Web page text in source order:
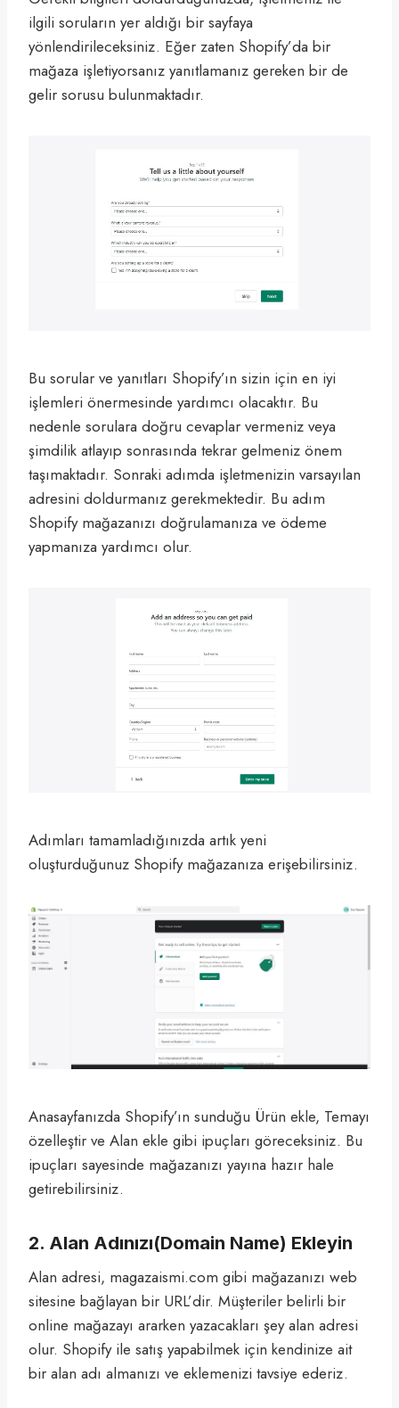
ilgili soruların yer aldığı bir sayfaya
yönlendirileceksiniz. Eğer zaten Shopify’da bir
mağaza işletiyorsanız yanıtlamanız gereken bir de
gelir sorusu bulunmaktadır.
Bu sorular ve yanıtları Shopify’ın sizin için en iyi
işlemleri önermesinde yardımcı olacaktır. Bu
nedenle sorulara doğru cevaplar vermeniz veya
şimdilik atlayıp sonrasında tekrar gelmeniz önem
taşımaktadır. Sonraki adımda işletmenizin varsayılan
adresini doldurmanız gerekmektedir. Bu adım
Shopify mağazanızı doğrulamanıza ve ödeme
yapmanıza yardımcı olur.
Adımları tamamladığınızda artık yeni
oluşturduğunuz Shopify mağazanıza erişebilirsiniz.
Anasayfanızda Shopify’ın sunduğu Ürün ekle, Temayı
özelleştir ve Alan ekle gibi ipuçları göreceksiniz. Bu
ipuçları sayesinde mağazanızı yayına hazır hale
getirebilirsiniz.
2. Alan Adınızı(Domain Name) Ekleyin
Alan adresi, magazaismi.com gibi mağazanızı web
sitesine bağlayan bir URL’dir. Müşteriler belirli bir
online mağazayı ararken yazacakları şey alan adresi
olur. Shopify ile satış yapabilmek için kendinize ait
bir alan adı almanızı ve eklemenizi tavsiye ederiz.